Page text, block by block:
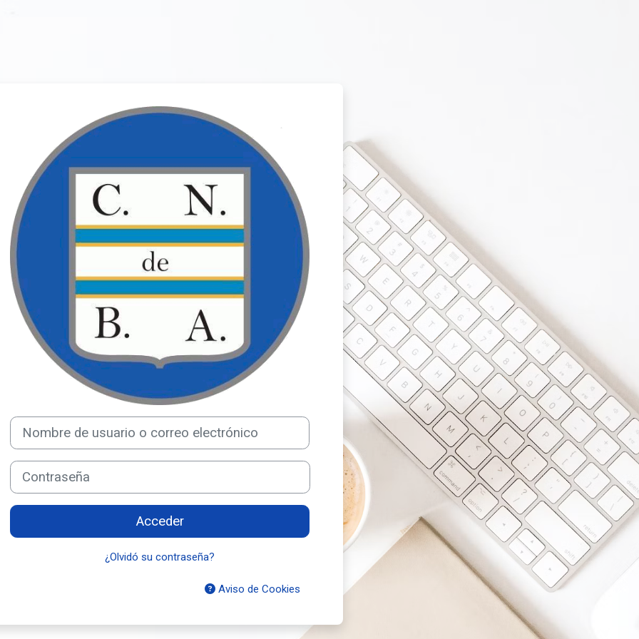
Entrar a Campus Virtual del Colegio Nacional de
Nombre de usuario o correo electrónico
Contraseña
Acceder
¿Olvidó su contraseña?
Aviso de Cookies